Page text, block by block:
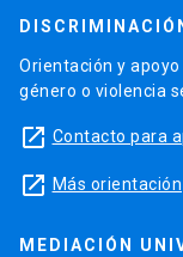
Orientación y
género o violencia
launch Contacto para
launch Más orientación
MEDIACIÓN